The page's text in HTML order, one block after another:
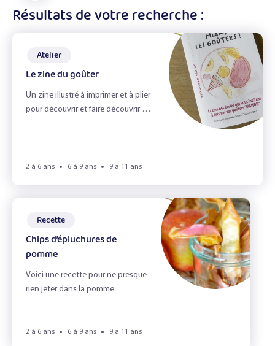
En accueil de loisirs
Recettes
Jeux
Best of soupe
L'alimentation durable
L'automne
affiner
les
Résultats de votre recherche :
Atelier
Le zine du goûter
Un zine illustré à imprimer et à plier
pour découvrir et faire découvrir aux
2 à 6 ans 6 à 9 ans 9 à 11 ans
Recette
Chips d’épluchures de
pomme
Voici une recette pour ne presque
rien jeter dans la pomme.
2 à 6 ans 6 à 9 ans 9 à 11 ans